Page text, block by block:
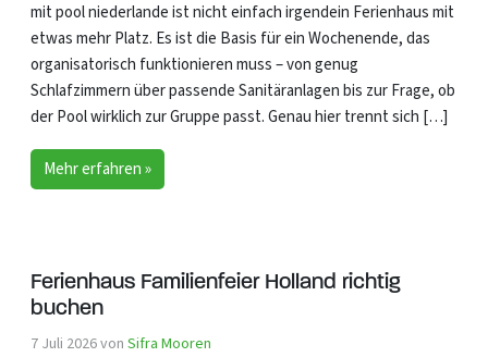
mit pool niederlande ist nicht einfach irgendein Ferienhaus mit
etwas mehr Platz. Es ist die Basis für ein Wochenende, das
organisatorisch funktionieren muss – von genug
Schlafzimmern über passende Sanitäranlagen bis zur Frage, ob
der Pool wirklich zur Gruppe passt. Genau hier trennt sich […]
Mehr erfahren »
Ferienhaus Familienfeier Holland richtig
buchen
7 Juli 2026von Sifra Mooren